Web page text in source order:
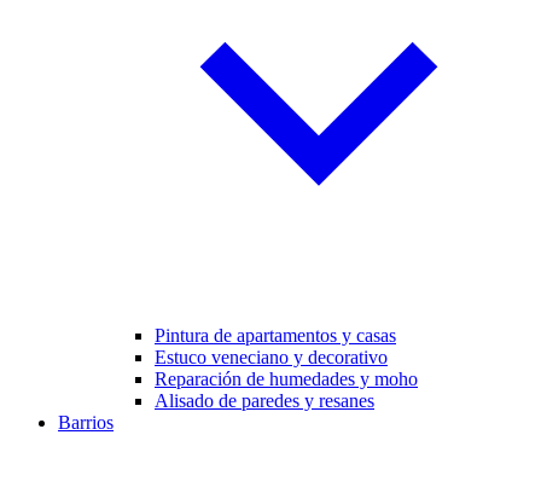
Pintura de apartamentos y casas
Estuco veneciano y decorativo
Reparación de humedades y moho
Alisado de paredes y resanes
Barrios